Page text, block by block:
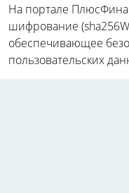
На портале
шифрование
обеспечивающее
пользовательских